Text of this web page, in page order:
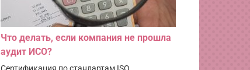
Что делать, если компания не прошла
аудит ИСО?